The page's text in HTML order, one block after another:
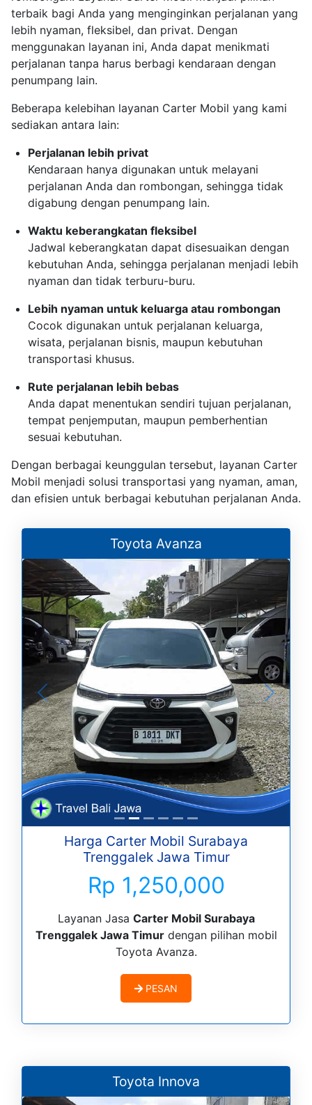
terbaik bagi Anda yang menginginkan perjalanan yang
lebih nyaman, fleksibel, dan privat. Dengan
menggunakan layanan ini, Anda dapat menikmati
perjalanan tanpa harus berbagi kendaraan dengan
penumpang lain.
Beberapa kelebihan layanan Carter Mobil yang kami
sediakan antara lain:
Perjalanan lebih privat
Kendaraan hanya digunakan untuk melayani
perjalanan Anda dan rombongan, sehingga tidak
digabung dengan penumpang lain.
Waktu keberangkatan fleksibel
Jadwal keberangkatan dapat disesuaikan dengan
kebutuhan Anda, sehingga perjalanan menjadi lebih
nyaman dan tidak terburu-buru.
Lebih nyaman untuk keluarga atau rombongan
Cocok digunakan untuk perjalanan keluarga,
wisata, perjalanan bisnis, maupun kebutuhan
transportasi khusus.
Rute perjalanan lebih bebas
Anda dapat menentukan sendiri tujuan perjalanan,
tempat penjemputan, maupun pemberhentian
sesuai kebutuhan.
Dengan berbagai keunggulan tersebut, layanan Carter
Mobil menjadi solusi transportasi yang nyaman, aman,
dan efisien untuk berbagai kebutuhan perjalanan Anda.
Toyota Avanza
Harga Carter Mobil Surabaya
Trenggalek Jawa Timur
Rp 1,250,000
Layanan Jasa Carter Mobil Surabaya
Trenggalek Jawa Timurdengan pilihan mobil
Toyota Avanza.
PESAN
Toyota Innova